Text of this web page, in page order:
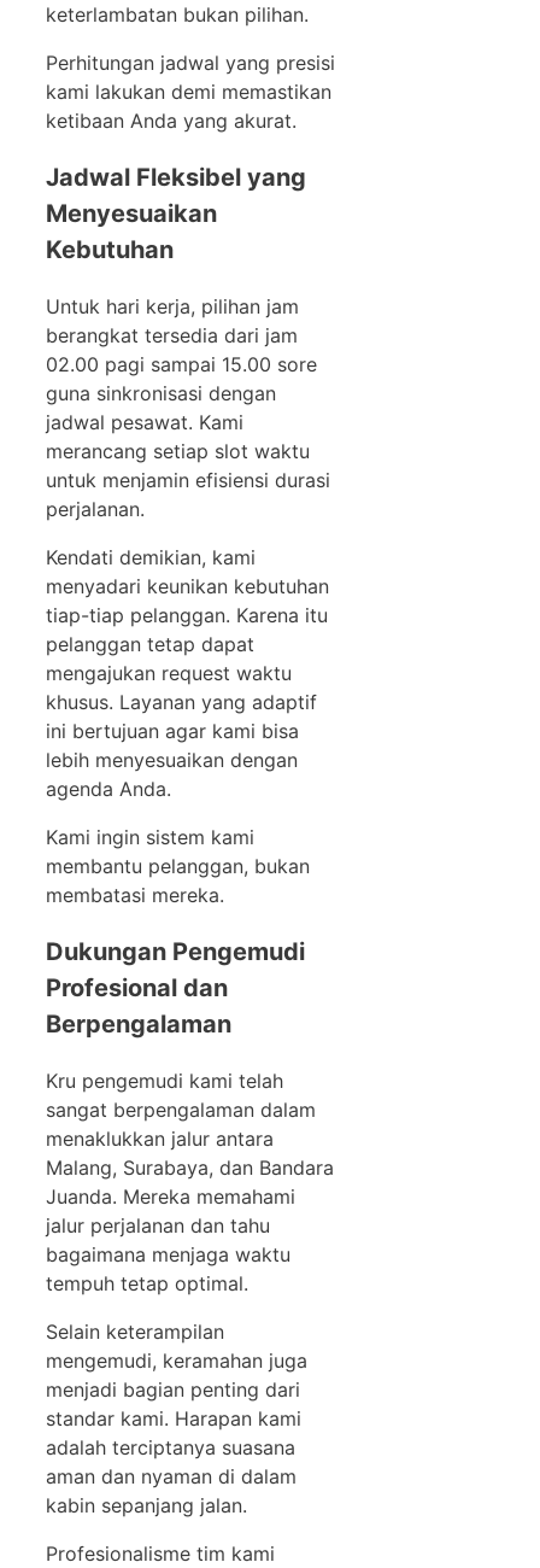
keterlambatan bukan pilihan.
Perhitungan jadwal yang presisi
kami lakukan demi memastikan
ketibaan Anda yang akurat.
Jadwal Fleksibel yang
Menyesuaikan
Kebutuhan
Untuk hari kerja, pilihan jam
berangkat tersedia dari jam
02.00 pagi sampai 15.00 sore
guna sinkronisasi dengan
jadwal pesawat. Kami
merancang setiap slot waktu
untuk menjamin efisiensi durasi
perjalanan.
Kendati demikian, kami
menyadari keunikan kebutuhan
tiap-tiap pelanggan. Karena itu
pelanggan tetap dapat
mengajukan request waktu
khusus. Layanan yang adaptif
ini bertujuan agar kami bisa
lebih menyesuaikan dengan
agenda Anda.
Kami ingin sistem kami
membantu pelanggan, bukan
membatasi mereka.
Dukungan Pengemudi
Profesional dan
Berpengalaman
Kru pengemudi kami telah
sangat berpengalaman dalam
menaklukkan jalur antara
Malang, Surabaya, dan Bandara
Juanda. Mereka memahami
jalur perjalanan dan tahu
bagaimana menjaga waktu
tempuh tetap optimal.
Selain keterampilan
mengemudi, keramahan juga
menjadi bagian penting dari
standar kami. Harapan kami
adalah terciptanya suasana
aman dan nyaman di dalam
kabin sepanjang jalan.
Profesionalisme tim kami